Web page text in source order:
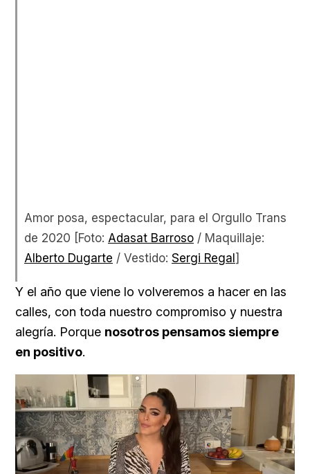
Amor posa, espectacular, para el Orgullo Trans
de 2020 [Foto: Adasat Barroso / Maquillaje:
Alberto Dugarte / Vestido: Sergi Regal]
Y el año que viene lo volveremos a hacer en las
calles, con toda nuestro compromiso y nuestra
alegría. Porque nosotros pensamos siempre
en positivo.